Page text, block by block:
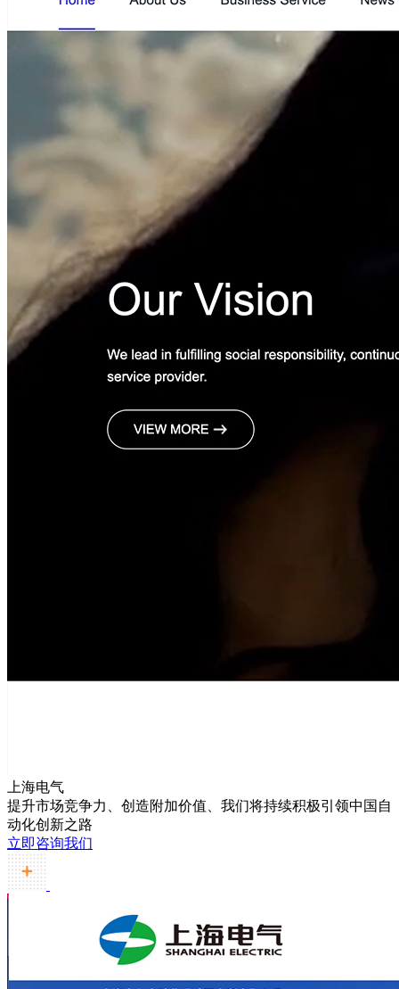
上海电气
提升市场竞争力、创造附加价值、我们将持续积极引领中国自
动化创新之路
立即咨询我们